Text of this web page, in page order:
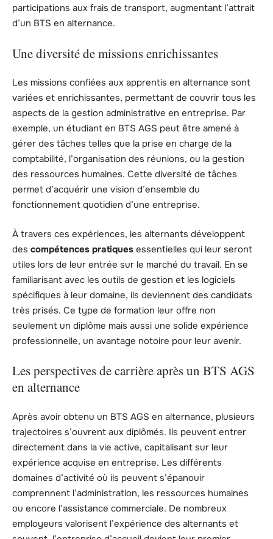
participations aux frais de transport, augmentant l’attrait
d’un BTS en alternance.
Une diversité de missions enrichissantes
Les missions confiées aux apprentis en alternance sont
variées et enrichissantes, permettant de couvrir tous les
aspects de la gestion administrative en entreprise. Par
exemple, un étudiant en BTS AGS peut être amené à
gérer des tâches telles que la prise en charge de la
comptabilité, l’organisation des réunions, ou la gestion
des ressources humaines. Cette diversité de tâches
permet d’acquérir une vision d’ensemble du
fonctionnement quotidien d’une entreprise.
À travers ces expériences, les alternants développent
des compétences pratiques essentielles qui leur seront
utiles lors de leur entrée sur le marché du travail. En se
familiarisant avec les outils de gestion et les logiciels
spécifiques à leur domaine, ils deviennent des candidats
très prisés. Ce type de formation leur offre non
seulement un diplôme mais aussi une solide expérience
professionnelle, un avantage notoire pour leur avenir.
Les perspectives de carrière après un BTS AGS
en alternance
Après avoir obtenu un BTS AGS en alternance, plusieurs
trajectoires s’ouvrent aux diplômés. Ils peuvent entrer
directement dans la vie active, capitalisant sur leur
expérience acquise en entreprise. Les différents
domaines d’activité où ils peuvent s’épanouir
comprennent l’administration, les ressources humaines
ou encore l’assistance commerciale. De nombreux
employeurs valorisent l’expérience des alternants et